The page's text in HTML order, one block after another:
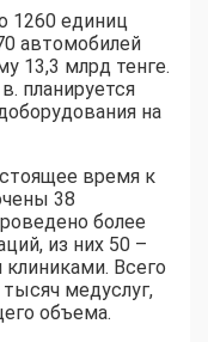
1260 единиц
автомобилей
13,3 млрд тенге.
планируется
на
время к
38
более
из них 50 –
Всего
медуслуг,
объема.